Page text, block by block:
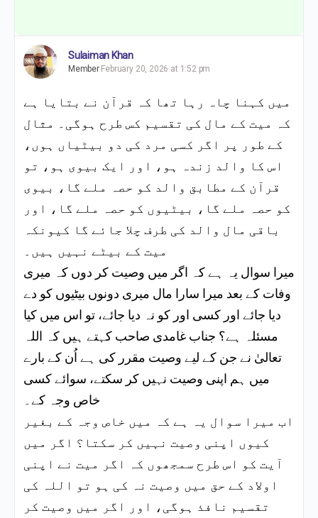
Sulaiman Khan
Member February 20, 2026 at 1:52 pm
میں کہنا چاہ رہا تھا کہ قرآن نے بتایا ہے
کہ میت کے مال کی تقسیم کس طرح ہوگی۔ مثال
کے طور پر اگر کسی مرد کی دو بیٹیاں ہوں،
اس کا والد زندہ ہو، اور ایک بیوی ہو، تو
قرآن کے مطابق والد کو حصہ ملے گا، بیوی
کو حصہ ملے گا، بیٹیوں کو حصہ ملے گا، اور
باقی مال والد کی طرف چلا جائے گا کیونکہ
میت کے بیٹے نہیں ہیں۔
میرا سوال یہ ہے کہ اگر میں وصیت کر دوں کہ میری
وفات کے بعد میرا سارا مال میری دونوں بیٹیوں کو دے
دیا جائے اور کسی اور کو نہ دیا جائے، تو اس میں کیا
مسئلہ ہے؟ جناب غامدی صاحب کہتے ہیں کہ اللہ
تعالیٰ نے جن کے لیے وصیت مقرر کی ہے اُن کے بارے
میں ہم اپنی وصیت نہیں کر سکتے، سوائے کسی
خاص وجہ کے۔
اب میرا سوال یہ ہے کہ میں خاص وجہ کے بغیر
کیوں اپنی وصیت نہیں کر سکتا؟ اگر میں
آیت کو اس طرح سمجھوں کہ اگر میت نے اپنی
اولاد کے حق میں وصیت نہ کی ہو تو اللہ کی
تقسیم نافذ ہوگی، اور اگر میں وصیت کر